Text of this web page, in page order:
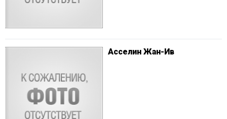
Асселин Жан-Ив